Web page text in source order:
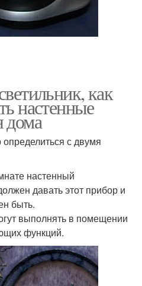
как
настенные
дома
с двумя
настенный
давать этот прибор и
быть.
выполнять в помещении
функций.